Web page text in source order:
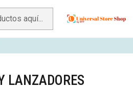
$19.990EN ZONA CENTRO
LANZADORES